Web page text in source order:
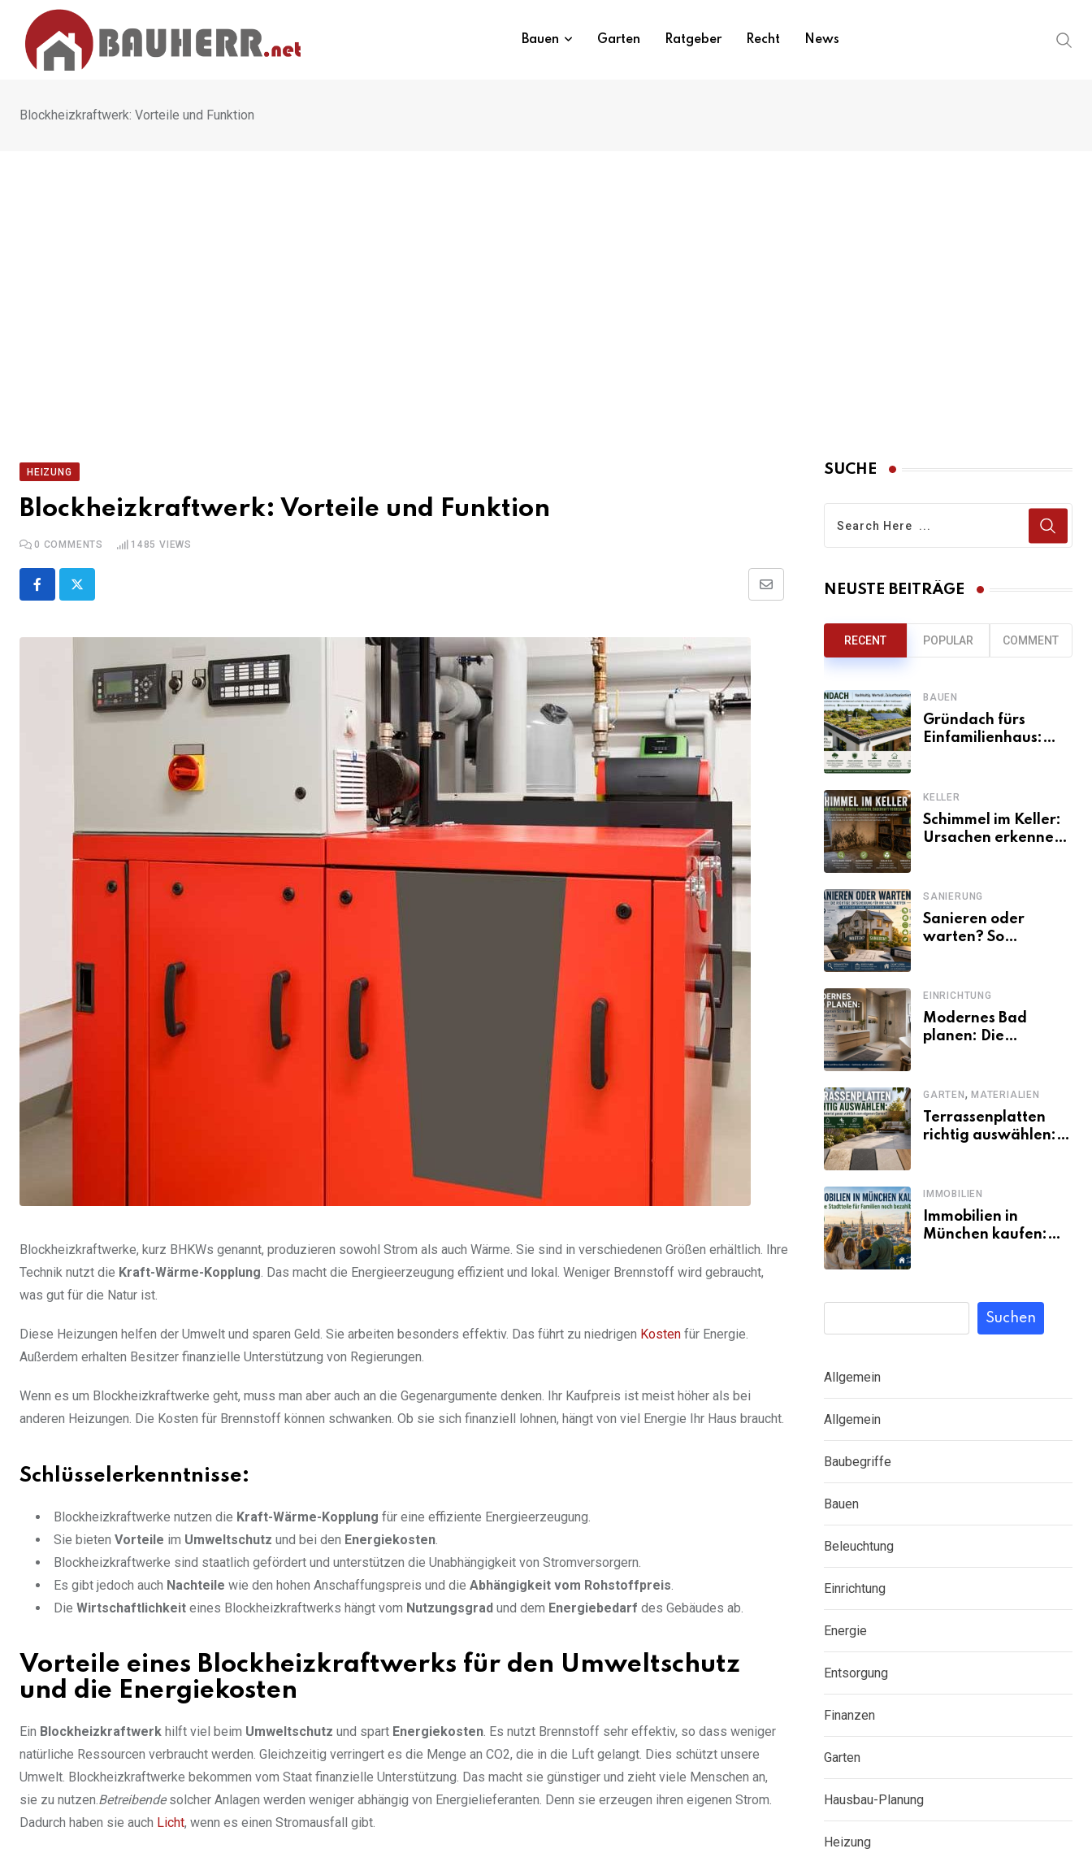
content
Bauen Garten Ratgeber Recht News
Blockheizkraftwerk: Vorteile und Funktion
HEIZUNG
Blockheizkraftwerk: Vorteile und Funktion
0 COMMENTS 1485 VIEWS
Share
Blockheizkraftwerke, kurz BHKWs genannt, produzieren sowohl Strom als auch Wärme. Sie sind in verschiedenen Größen erhältlich. Ihre
Technik nutzt die Kraft-Wärme-Kopplung. Das macht die Energieerzeugung effizient und lokal. Weniger Brennstoff wird gebraucht,
was gut für die Natur ist.
Diese Heizungen helfen der Umwelt und sparen Geld. Sie arbeiten besonders effektiv. Das führt zu niedrigen Kosten für Energie.
Außerdem erhalten Besitzer finanzielle Unterstützung von Regierungen.
Wenn es um Blockheizkraftwerke geht, muss man aber auch an die Gegenargumente denken. Ihr Kaufpreis ist meist höher als bei
anderen Heizungen. Die Kosten für Brennstoff können schwanken. Ob sie sich finanziell lohnen, hängt von viel Energie Ihr Haus braucht.
Schlüsselerkenntnisse:
Blockheizkraftwerke nutzen die Kraft-Wärme-Kopplung für eine effiziente Energieerzeugung.
Sie bieten Vorteile im Umweltschutz und bei den Energiekosten.
Blockheizkraftwerke sind staatlich gefördert und unterstützen die Unabhängigkeit von Stromversorgern.
Es gibt jedoch auch Nachteile wie den hohen Anschaffungspreis und die Abhängigkeit vom Rohstoffpreis.
Die Wirtschaftlichkeit eines Blockheizkraftwerks hängt vom Nutzungsgrad und dem Energiebedarf des Gebäudes ab.
Vorteile eines Blockheizkraftwerks für den Umweltschutz
und die Energiekosten
Ein Blockheizkraftwerk hilft viel beim Umweltschutz und spart Energiekosten. Es nutzt Brennstoff sehr effektiv, so dass weniger
natürliche Ressourcen verbraucht werden. Gleichzeitig verringert es die Menge an CO2, die in die Luft gelangt. Dies schützt unsere
Umwelt. Blockheizkraftwerke bekommen vom Staat finanzielle Unterstützung. Das macht sie günstiger und zieht viele Menschen an,
sie zu nutzen.Betreibendesolcher Anlagen werden weniger abhängig von Energielieferanten. Denn sie erzeugen ihren eigenen Strom.
Dadurch haben sie auch Licht, wenn es einen Stromausfall gibt.
SUCHE
NEUSTE BEITRÄGE
RECENT POPULAR COMMENT
BAUEN
Gründach fürs
Einfamilienhaus:
ökologische Wirkung
KELLER
Schimmel im Keller:
Ursachen erkennen
SANIERUNG
Sanieren oder
warten? So
unsicherer Kosten,
Zinsen und
Förderbedingungen
EINRICHTUNG
Modernes Bad
planen: Die
Umsetzung
GARTEN, MATERIALIEN
Terrassenplatten
richtig auswählen:
eigenen Garten?
IMMOBILIEN
Immobilien in
München kaufen:
Suchen
Allgemein
Allgemein
Baubegriffe
Bauen
Beleuchtung
Einrichtung
Energie
Entsorgung
Finanzen
Garten
Hausbau-Planung
Heizung